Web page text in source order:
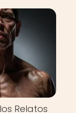
Relatos